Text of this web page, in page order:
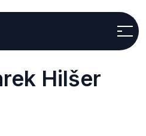
Hilšer